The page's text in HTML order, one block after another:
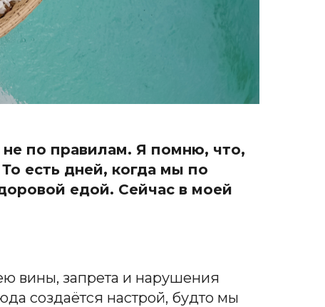
по правилам. Я помню, что,
есть дней, когда мы по
едой. Сейчас в моей
вины, запрета и нарушения
создаётся настрой, будто мы